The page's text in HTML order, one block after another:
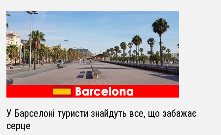
У Барселоні туристи знайдуть все, що забажає
серце